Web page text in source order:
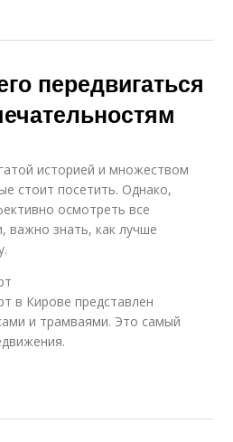
передвигаться
историей и множеством
стоит посетить. Однако,
осмотреть все
важно знать, как лучше
в Кирове представлен
и трамваями. Это самый